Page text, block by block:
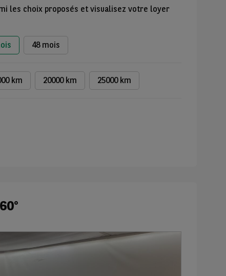
les choix proposés et visualisez votre loyer
48 mois
km 20000 km 25000 km